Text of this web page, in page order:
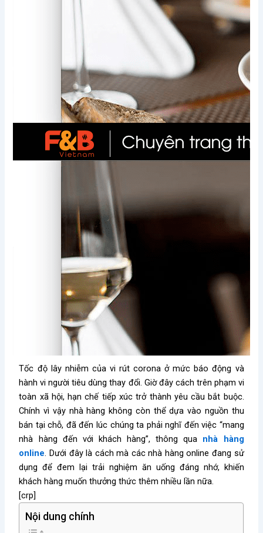
Tốc độ lây nhiễm của vi rút corona ở mức báo động và
hành vi người tiêu dùng thay đổi. Giờ đây cách trên phạm vi
toàn xã hội, hạn chế tiếp xúc trở thành yêu cầu bắt buộc.
Chính vì vậy nhà hàng không còn thể dựa vào nguồn thu
bán tại chỗ, đã đến lúc chúng ta phải nghĩ đến việc “mang
nhà hàng đến với khách hàng”, thông qua nhà hàng
online. Dưới đây là cách mà các nhà hàng online đang sử
dụng để đem lại trải nghiệm ăn uống đáng nhớ, khiến
khách hàng muốn thưởng thức thêm nhiều lần nữa.
[crp]
Nội dung chính